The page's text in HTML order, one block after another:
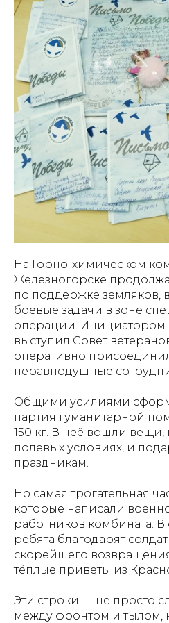
На Горно-химическом
Железногорске
по поддержке
боевые задачи в зоне
операции. Инициатором
выступил Совет
оперативно
неравнодушные
Общими усилиями
партия гуманитарной
150 кг. В неё вошли
полевых условиях, и
праздникам.
Но самая трогательная
которые написали
работников комбината. В
ребята благодарят
скорейшего
тёплые приветы из
Эти строки — не просто
между фронтом и тылом,